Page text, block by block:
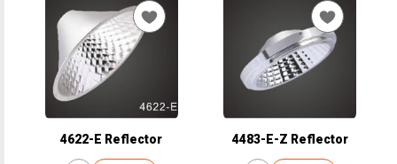
4622-E Reflector 4483-E-Z Reflector